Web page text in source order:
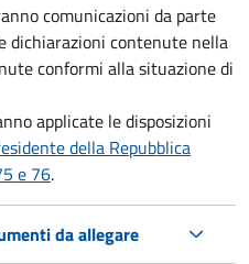
comunicazioni da parte
dichiarazioni contenute nella
conformi alla situazione di
applicate le disposizioni
della Repubblica
e 76.
da allegare